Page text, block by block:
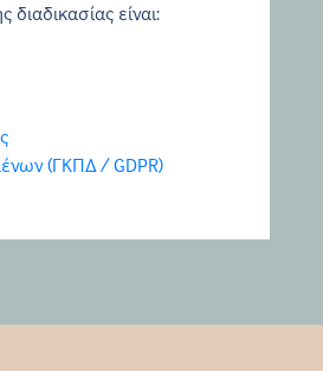
είναι:
(ΓΚΠΔ / GDPR)